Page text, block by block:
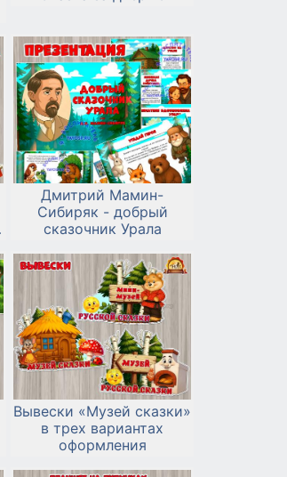
Дмитрий Мамин-
Сибиряк - добрый
сказочник Урала
Вывески «Музей сказки»
в трех вариантах
оформления